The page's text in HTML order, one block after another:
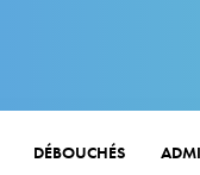
DÉBOUCHÉS